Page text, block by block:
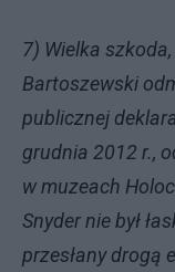
7) Wielka
Bartoszewski
publicznej
grudnia 2012 r.,
w muzeach
Snyder nie był
przesłany drogą